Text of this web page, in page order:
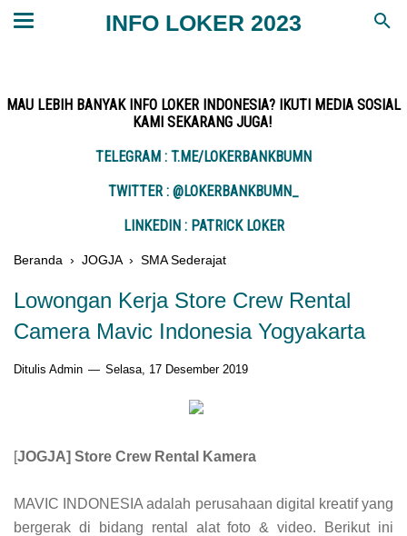
INFO LOKER 2023
MAU LEBIH BANYAK INFO LOKER INDONESIA? IKUTI MEDIA SOSIAL
KAMI SEKARANG JUGA!
TELEGRAM : T.ME/LOKERBANKBUMN
TWITTER : @LOKERBANKBUMN_
LINKEDIN : PATRICK LOKER
Beranda › JOGJA › SMA Sederajat
Lowongan Kerja Store Crew Rental
Camera Mavic Indonesia Yogyakarta
Ditulis Admin Selasa, 17 Desember 2019
[JOGJA] Store Crew Rental Kamera
MAVIC INDONESIA adalah perusahaan digital kreatif yang
bergerak di bidang rental alat foto & video. Berikut ini